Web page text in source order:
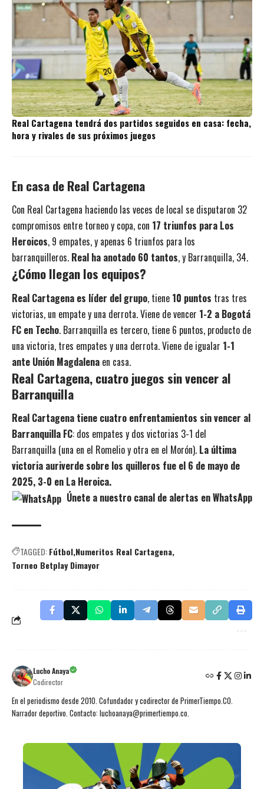
Real Cartagena tendrá dos partidos seguidos en casa: fecha,
hora y rivales de sus próximos juegos
En casa de Real Cartagena
Con Real Cartagena haciendo las veces de local se disputaron 32
compromisos entre torneo y copa, con 17 triunfos para Los
Heroicos, 9 empates, y apenas 6 triunfos para los
barranquilleros. Real ha anotado 60 tantos, y Barranquilla, 34.
¿Cómo llegan los equipos?
Real Cartagena es líder del grupo, tiene 10 puntos tras tres
victorias, un empate y una derrota. Viene de vencer 1-2 a Bogotá
FC en Techo. Barranquilla es tercero, tiene 6 puntos, producto de
una victoria, tres empates y una derrota. Viene de igualar 1-1
ante Unión Magdalena en casa.
Real Cartagena, cuatro juegos sin vencer al
Barranquilla
Real Cartagena tiene cuatro enfrentamientos sin vencer al
Barranquilla FC: dos empates y dos victorias 3-1 del
Barranquilla (una en el Romelio y otra en el Morón). La última
victoria auriverde sobre los quilleros fue el 6 de mayo de
2025, 3-0 en La Heroica.
Únete a nuestro canal de alertas en WhatsApp
TAGGED:Fútbol Numeritos Real Cartagena
Torneo Betplay Dimayor
Lucho Anaya
Codirector
En el periodismo desde 2010. Cofundador y codirector de PrimerTiempo.CO.
Narrador deportivo. Contacto: luchoanaya@primertiempo.co.